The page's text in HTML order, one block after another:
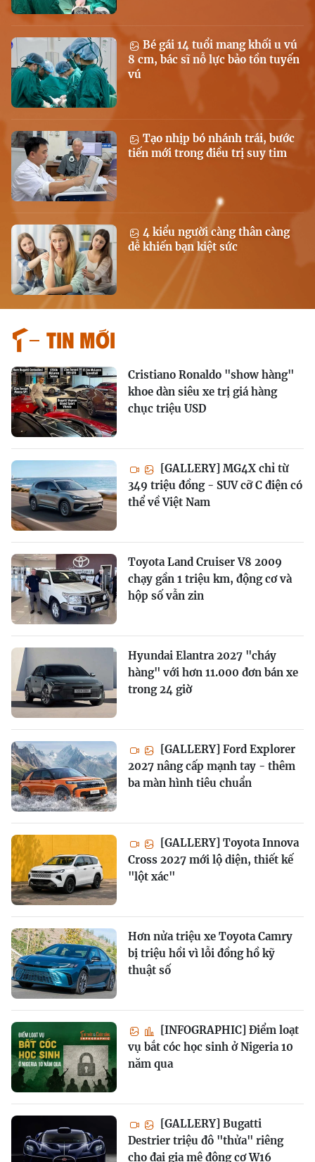
Bé gái 14 tuổi mang khối u vú
8 cm, bác sĩ nỗ lực bảo tồn tuyến
vú
Tạo nhịp bó nhánh trái, bước
tiến mới trong điều trị suy tim
4 kiểu người càng thân càng
dễ khiến bạn kiệt sức
Tin mới
Cristiano Ronaldo "show hàng"
khoe dàn siêu xe trị giá hàng
chục triệu USD
[GALLERY] MG4X chỉ từ
349 triệu đồng - SUV cỡ C điện có
thể về Việt Nam
Toyota Land Cruiser V8 2009
chạy gần 1 triệu km, động cơ và
hộp số vẫn zin
Hyundai Elantra 2027 "cháy
hàng" với hơn 11.000 đơn bán xe
trong 24 giờ
[GALLERY] Ford Explorer
2027 nâng cấp mạnh tay - thêm
ba màn hình tiêu chuẩn
[GALLERY] Toyota Innova
Cross 2027 mới lộ diện, thiết kế
"lột xác"
Hơn nửa triệu xe Toyota Camry
bị triệu hồi vì lỗi đồng hồ kỹ
thuật số
[INFOGRAPHIC] Điểm loạt
vụ bắt cóc học sinh ở Nigeria 10
năm qua
[GALLERY] Bugatti
Destrier triệu đô "thửa" riêng
cho đại gia mê động cơ W16